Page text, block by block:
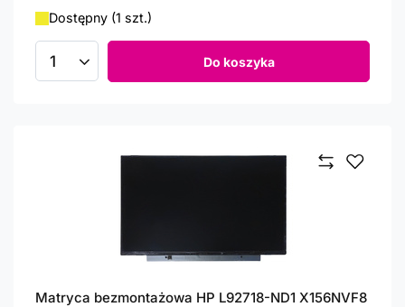
Dostępny (1 szt.)
Ilość produktów Do koszyka
Matryca bezmontażowa HP L92718-ND1 X156NVF8